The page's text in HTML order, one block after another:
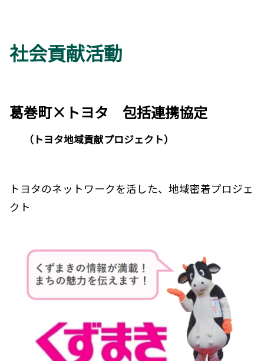
社会貢献活動
葛巻町×トヨタ 包括連携協定
（トヨタ地域貢献プロジェクト）
トヨタのネットワークを活した、地域密着プロジェ
クト